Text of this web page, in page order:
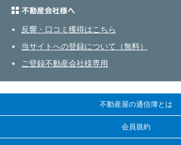
反響・口コミ獲得はこちら
当サイトへの登録について（無料）
ご登録不動産会社様専用
不動産屋の通信簿とは
会員規約